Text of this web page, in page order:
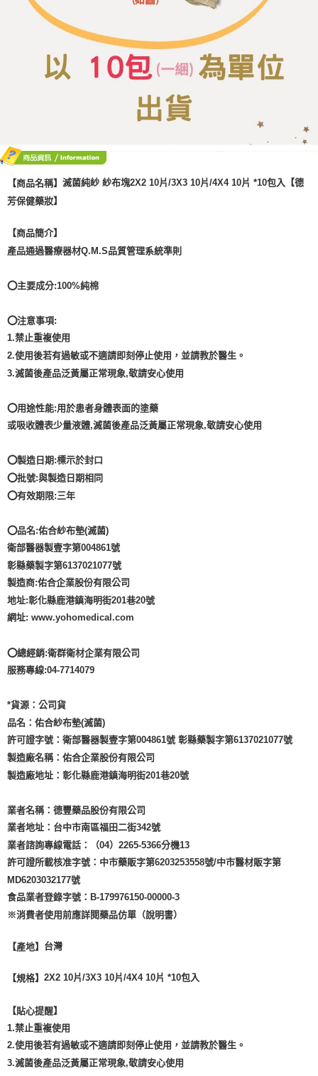
【商品名稱】 滅菌純紗 紗布塊2X2 10片/3X3 10片/4X4 10片 *10包入【德
芳保健藥妝】
【商品簡介】
產品通過醫療器材Q.M.S品質管理系統準則
⭕主要成分:100%純棉
⭕注意事項:
1.禁止重複使用
2.使用後若有過敏或不適請即刻停止使用，並請教於醫生。
3.滅菌後產品泛黃屬正常現象,敬請安心使用
⭕用途性能:用於患者身體表面的塗藥
或吸收體表少量液體,滅菌後產品泛黃屬正常現象,敬請安心使用
⭕製造日期:標示於封口
⭕批號:與製造日期相同
⭕有效期限:三年
⭕品名:佑合紗布墊(滅菌)
衛部醫器製壹字第004861號
彰縣藥製字第6137021077號
製造商:佑合企業股份有限公司
地址:彰化縣鹿港鎮海明街201巷20號
網址: www.yohomedical.com
⭕總經銷:衛群衛材企業有限公司
服務專線:04-7714079
*貨源：公司貨
品名：佑合紗布墊(滅菌)
許可證字號：衛部醫器製壹字第004861號 彰縣藥製字第6137021077號
製造廠名稱：佑合企業股份有限公司
製造廠地址：彰化縣鹿港鎮海明街201巷20號
業者名稱：德豐藥品股份有限公司
業者地址：台中市南區福田二街342號
業者諮詢專線電話：（04）2265-5366分機13
許可證所載核准字號：中市藥販字第6203253558號/中市醫材販字第
MD6203032177號
食品業者登錄字號：B-179976150-00000-3
※消費者使用前應詳閱藥品仿單（說明書）
【產地】 台灣
【規格】 2X2 10片/3X3 10片/4X4 10片 *10包入
【貼心提醒】
1.禁止重複使用
2.使用後若有過敏或不適請即刻停止使用，並請教於醫生。
3.滅菌後產品泛黃屬正常現象,敬請安心使用